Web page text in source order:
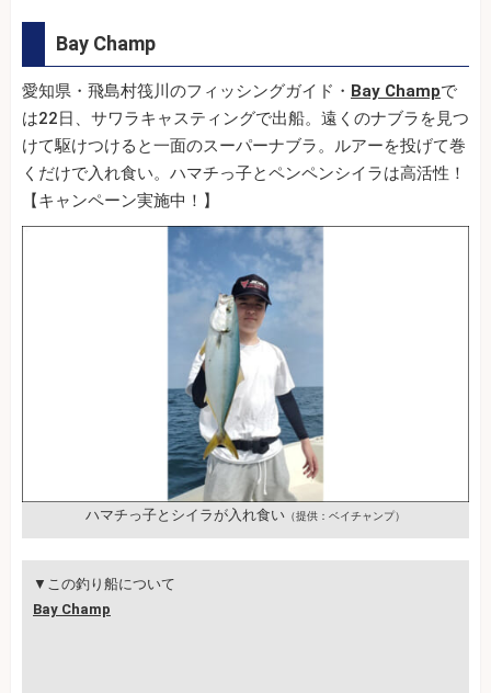
Bay Champ
愛知県・飛島村筏川のフィッシングガイド・ Bay Champで
は22日、サワラキャスティングで出船。遠くのナブラを見つ
けて駆けつけると一面のスーパーナブラ。ルアーを投げて巻
くだけで入れ食い。ハマチっ子とペンペンシイラは高活性！
【キャンペーン実施中！】
ハマチっ子とシイラが入れ食い （提供：ベイチャンプ）
▼この釣り船について
Bay Champ